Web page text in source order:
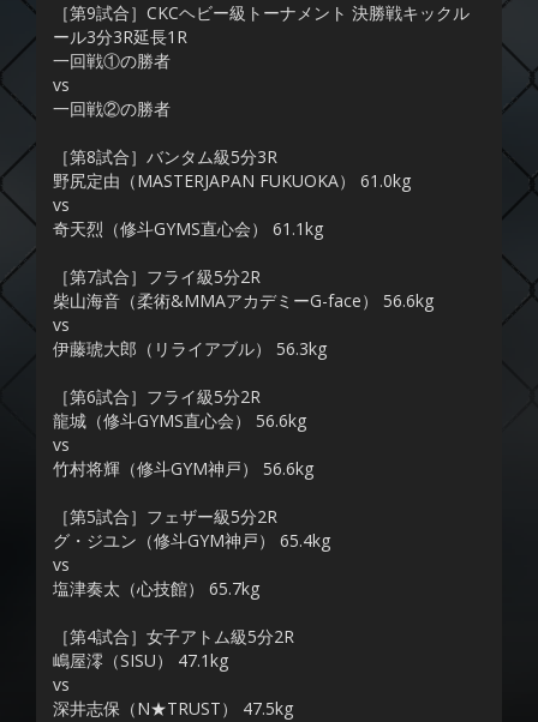
［第9試合］CKCヘビー級トーナメント 決勝戦キックル
ール3分3R延長1R
一回戦①の勝者
vs
一回戦②の勝者
［第8試合］バンタム級5分3R
野尻定由（MASTERJAPAN FUKUOKA） 61.0kg
vs
奇天烈（修斗GYMS直心会） 61.1kg
［第7試合］フライ級5分2R
柴山海音（柔術&MMAアカデミーG-face） 56.6kg
vs
伊藤琥大郎（リライアブル） 56.3kg
［第6試合］フライ級5分2R
龍城（修斗GYMS直心会） 56.6kg
vs
竹村将輝（修斗GYM神戸） 56.6kg
［第5試合］フェザー級5分2R
グ・ジユン（修斗GYM神戸） 65.4kg
vs
塩津奏太（心技館） 65.7kg
［第4試合］女子アトム級5分2R
嶋屋澪（SISU） 47.1kg
vs
深井志保（N★TRUST） 47.5kg